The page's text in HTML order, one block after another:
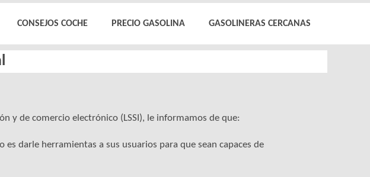
CONSEJOS COCHE PRECIO GASOLINA GASOLINERAS CERCANAS
y de comercio electrónico (LSSI), le informamos de que:
darle herramientas a sus usuarios para que sean capaces de